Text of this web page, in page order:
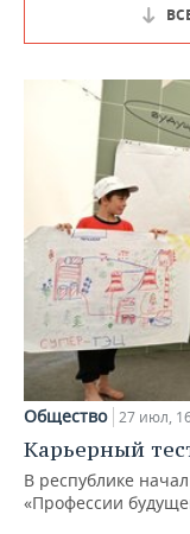
Общество 27 июл,
Карьерный
В республике
«Профессии